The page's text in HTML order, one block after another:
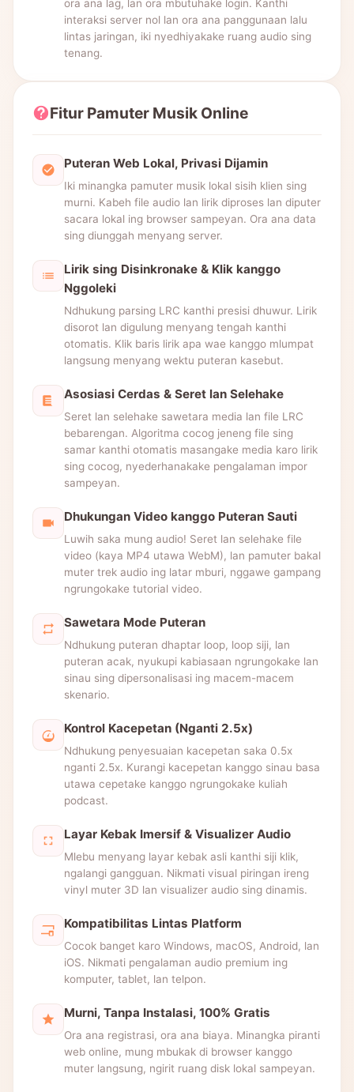
ora ana lag, lan ora mbutuhake login. Kanthi
interaksi server nol lan ora ana panggunaan lalu
lintas jaringan, iki nyedhiyakake ruang audio sing
tenang.
Fitur Pamuter Musik Online
Puteran Web Lokal, Privasi Dijamin
Iki minangka pamuter musik lokal sisih klien sing
murni. Kabeh file audio lan lirik diproses lan diputer
sacara lokal ing browser sampeyan. Ora ana data
sing diunggah menyang server.
Lirik sing Disinkronake & Klik kanggo
Nggoleki
Ndhukung parsing LRC kanthi presisi dhuwur. Lirik
disorot lan digulung menyang tengah kanthi
otomatis. Klik baris lirik apa wae kanggo mlumpat
langsung menyang wektu puteran kasebut.
Asosiasi Cerdas & Seret lan Selehake
Seret lan selehake sawetara media lan file LRC
bebarengan. Algoritma cocog jeneng file sing
samar kanthi otomatis masangake media karo lirik
sing cocog, nyederhanakake pengalaman impor
sampeyan.
Dhukungan Video kanggo Puteran Sauti
Luwih saka mung audio! Seret lan selehake file
video (kaya MP4 utawa WebM), lan pamuter bakal
muter trek audio ing latar mburi, nggawe gampang
ngrungokake tutorial video.
Sawetara Mode Puteran
Ndhukung puteran dhaptar loop, loop siji, lan
puteran acak, nyukupi kabiasaan ngrungokake lan
sinau sing dipersonalisasi ing macem-macem
skenario.
Kontrol Kacepetan (Nganti 2.5x)
Ndhukung penyesuaian kacepetan saka 0.5x
nganti 2.5x. Kurangi kacepetan kanggo sinau basa
utawa cepetake kanggo ngrungokake kuliah
podcast.
Layar Kebak Imersif & Visualizer Audio
Mlebu menyang layar kebak asli kanthi siji klik,
ngalangi gangguan. Nikmati visual piringan ireng
vinyl muter 3D lan visualizer audio sing dinamis.
Kompatibilitas Lintas Platform
Cocok banget karo Windows, macOS, Android, lan
iOS. Nikmati pengalaman audio premium ing
komputer, tablet, lan telpon.
Murni, Tanpa Instalasi, 100% Gratis
Ora ana registrasi, ora ana biaya. Minangka piranti
web online, mung mbukak di browser kanggo
muter langsung, ngirit ruang disk lokal sampeyan.